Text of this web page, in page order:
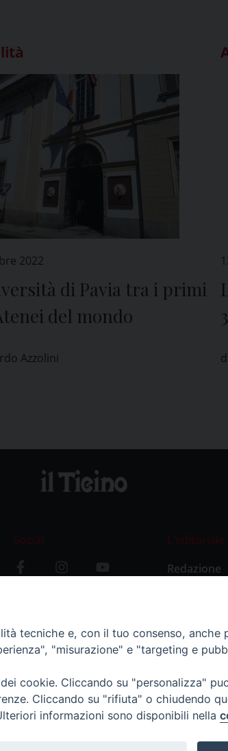
2022
di Pavia tra i primi
del mondo
Azzolini
Social
L’editoriale
Redazione
tecniche e, con il tuo consenso, anche
"misurazione" e "targeting e
cookie. Cliccando su "personalizza"
Cliccando su "rifiuta" o chiudendo
informazioni sono disponibili nella